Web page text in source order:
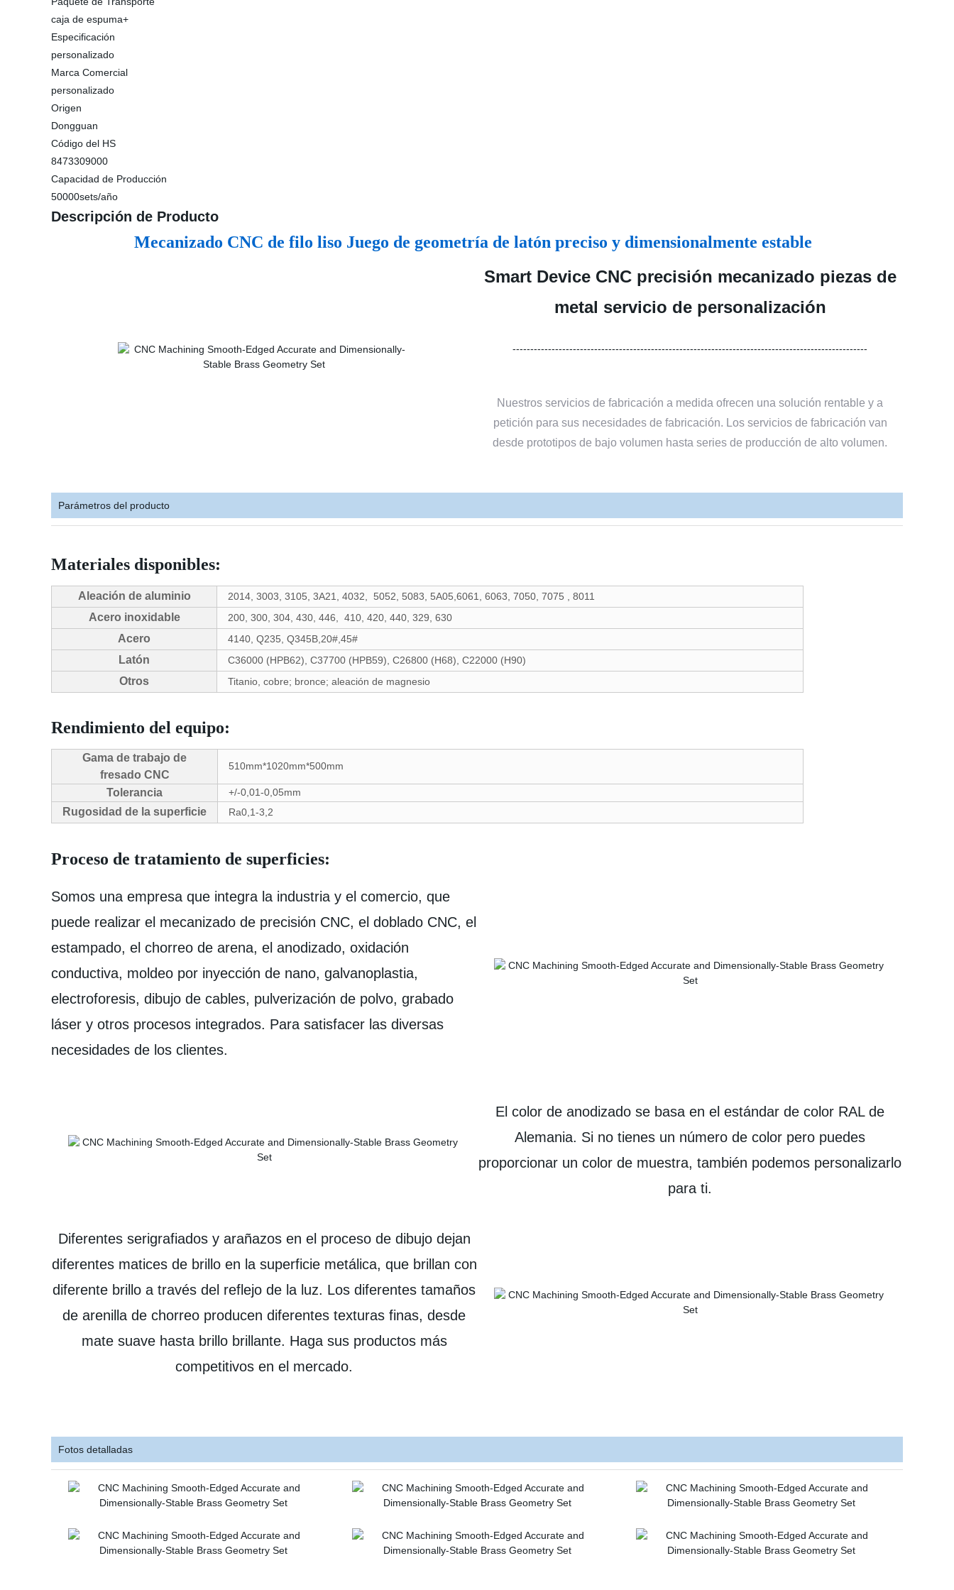
caja de espuma+
Especificación
personalizado
Marca Comercial
personalizado
Origen
Dongguan
Código del HS
8473309000
Capacidad de Producción
50000sets/año
Descripción de Producto
Mecanizado CNC de filo liso Juego de geometría de latón preciso y dimensionalmente estable
Smart Device CNC precisión mecanizado piezas de
metal servicio de personalización
----------------------------------------------------------------------------------------------------
Nuestros servicios de fabricación a medida ofrecen una solución rentable y a
petición para sus necesidades de fabricación. Los servicios de fabricación van
desde prototipos de bajo volumen hasta series de producción de alto volumen.
Parámetros del producto
Materiales disponibles:
Aleación de aluminio 2014, 3003, 3105, 3A21, 4032, 5052, 5083, 5A05,6061, 6063, 7050, 7075 , 8011
Acero inoxidable 200, 300, 304, 430, 446, 410, 420, 440, 329, 630
Acero 4140, Q235, Q345B,20#,45#
Latón C36000 (HPB62), C37700 (HPB59), C26800 (H68), C22000 (H90)
Otros Titanio, cobre; bronce; aleación de magnesio
Rendimiento del equipo:
Gama de trabajo de
fresado CNC
510mm*1020mm*500mm
Tolerancia +/-0,01-0,05mm
Rugosidad de la superficie Ra0,1-3,2
Proceso de tratamiento de superficies:
Somos una empresa que integra la industria y el comercio, que
puede realizar el mecanizado de precisión CNC, el doblado CNC, el
estampado, el chorreo de arena, el anodizado, oxidación
conductiva, moldeo por inyección de nano, galvanoplastia,
electroforesis, dibujo de cables, pulverización de polvo, grabado
láser y otros procesos integrados. Para satisfacer las diversas
necesidades de los clientes.
El color de anodizado se basa en el estándar de color RAL de
Alemania. Si no tienes un número de color pero puedes
proporcionar un color de muestra, también podemos personalizarlo
para ti.
Diferentes serigrafiados y arañazos en el proceso de dibujo dejan
diferentes matices de brillo en la superficie metálica, que brillan con
diferente brillo a través del reflejo de la luz. Los diferentes tamaños
de arenilla de chorreo producen diferentes texturas finas, desde
mate suave hasta brillo brillante. Haga sus productos más
competitivos en el mercado.
Fotos detalladas